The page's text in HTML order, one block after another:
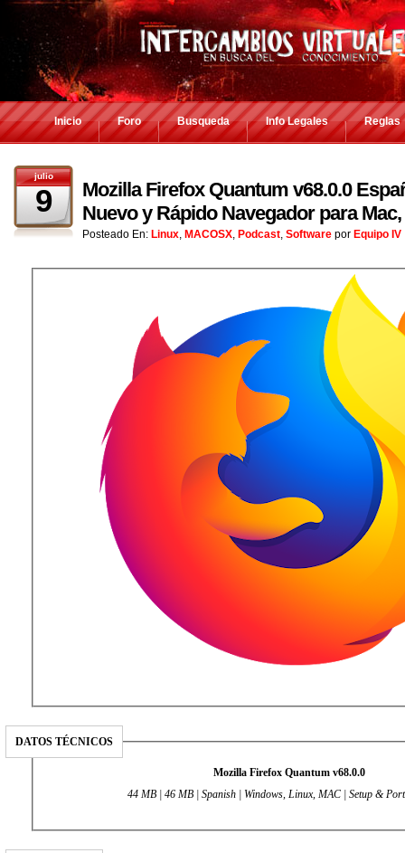
Inicio Foro Busqueda Info Legales Reglas
julio
9
Mozilla Firefox Quantum v68.0.0
Nuevo y Rápido Navegador para
Posteado En: Linux, MACOSX, Podcast, Software por Equipo IV
DATOS TÉCNICOS
Mozilla Firefox Quantum v68.0.0
44 MB | 46 MB | Spanish | Windows, Linux, MAC | Setup &